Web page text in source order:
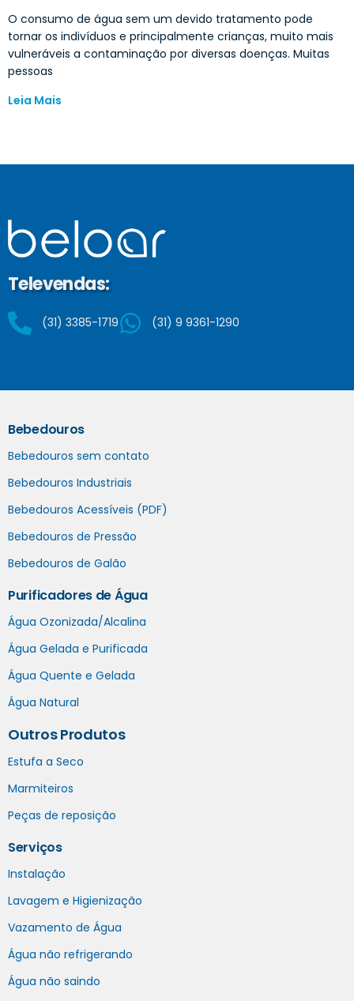
O consumo de água sem um devido tratamento pode
tornar os indivíduos e principalmente crianças, muito mais
vulneráveis a contaminação por diversas doenças. Muitas
pessoas
Leia Mais
Televendas:
(31) 3385-1719 (31) 9 9361-1290
Bebedouros
Bebedouros sem contato
Bebedouros Industriais
Bebedouros Acessíveis (PDF)
Bebedouros de Pressão
Bebedouros de Galão
Purificadores de Água
Água Ozonizada/Alcalina
Água Gelada e Purificada
Água Quente e Gelada
Água Natural
Outros Produtos
Estufa a Seco
Marmiteiros
Peças de reposição
Serviços
Instalação
Lavagem e Higienização
Vazamento de Água
Água não refrigerando
Água não saindo